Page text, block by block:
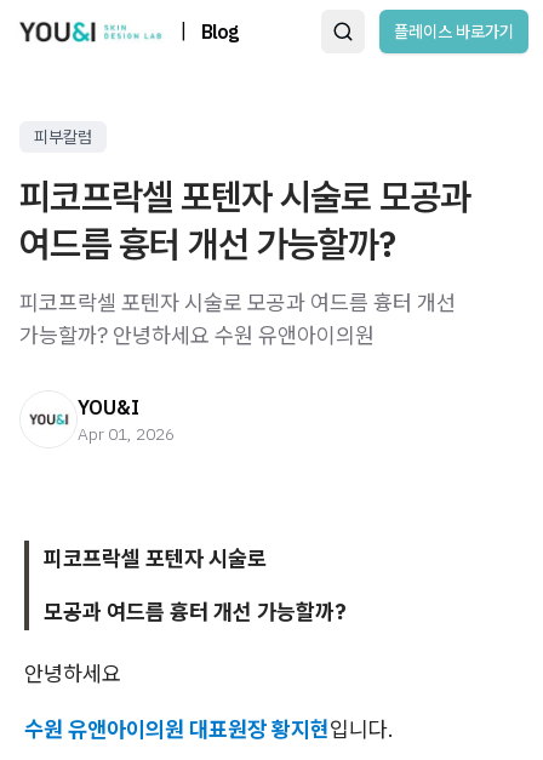
Blog 플레이스 바로가기
피부칼럼
피코프락셀 포텐자 시술로 모공과
여드름 흉터 개선 가능할까?
피코프락셀 포텐자 시술로 모공과 여드름 흉터 개선
가능할까? 안녕하세요 수원 유앤아이의원
YOU&I
Apr 01, 2026
피코프락셀 포텐자 시술로
모공과 여드름 흉터 개선 가능할까?
안녕하세요
수원 유앤아이의원 대표원장 황지현입니다.